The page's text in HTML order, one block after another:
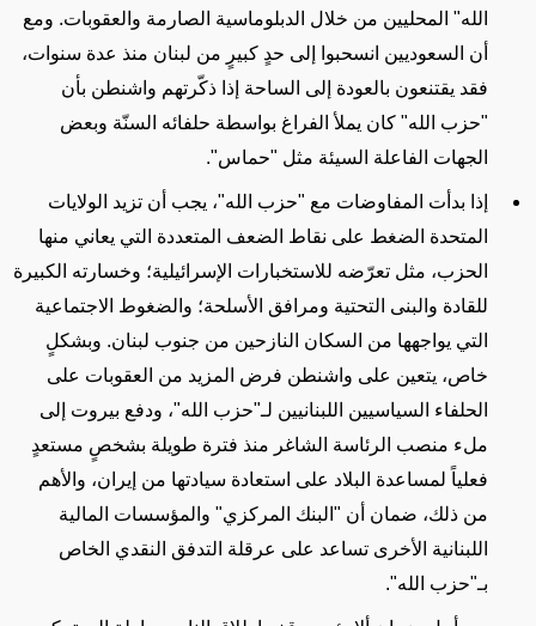
الله" المحليين من خلال الدبلوماسية الصارمة والعقوبات. ومع
أن السعوديين انسحبوا إلى حدٍ كبيرٍ من لبنان منذ عدة سنوات،
فقد يقتنعون بالعودة إلى الساحة إذا ذكّرتهم واشنطن بأن
"حزب الله" كان يملأ الفراغ بواسطة حلفائه السنّة وبعض
الجهات الفاعلة السيئة مثل "حماس".
إذا بدأت المفاوضات مع "حزب الله"، يجب أن تزيد الولايات
المتحدة الضغط على نقاط الضعف المتعددة التي يعاني منها
الحزب، مثل تعرّضه للاستخبارات الإسرائيلية؛ وخسارته الكبيرة
للقادة والبنى التحتية ومرافق الأسلحة؛ والضغوط الاجتماعية
التي يواجهها من السكان النازحين من جنوب لبنان. وبشكلٍ
خاص، يتعين على واشنطن فرض المزيد من العقوبات على
الحلفاء السياسيين اللبنانيين لـ"حزب الله"، ودفع بيروت إلى
ملء منصب الرئاسة الشاغر منذ فترة طويلة بشخصٍ مستعدٍ
فعلياً لمساعدة البلاد على استعادة سيادتها من إيران، والأهم
من ذلك، ضمان أن "البنك المركزي" والمؤسسات المالية
اللبنانية الأخرى تساعد على عرقلة التدفق النقدي الخاص
بـ"حزب الله".